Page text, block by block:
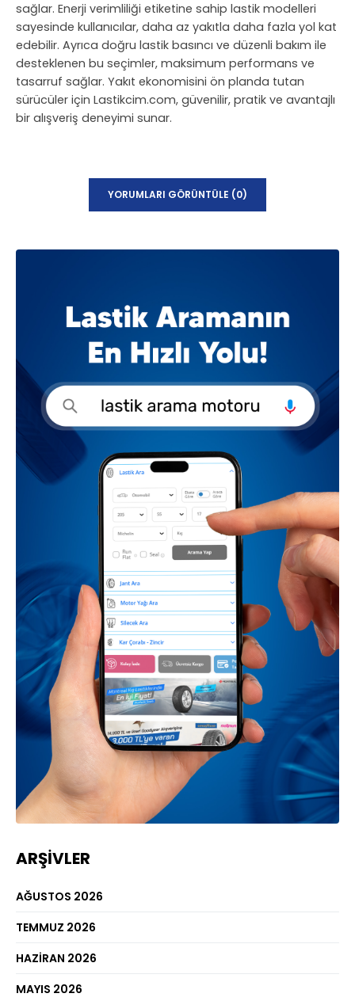
sağlar. Enerji verimliliği etiketine sahip lastik modelleri
sayesinde kullanıcılar, daha az yakıtla daha fazla yol kat
edebilir. Ayrıca doğru lastik basıncı ve düzenli bakım ile
desteklenen bu seçimler, maksimum performans ve
tasarruf sağlar. Yakıt ekonomisini ön planda tutan
sürücüler için Lastikcim.com, güvenilir, pratik ve avantajlı
bir alışveriş deneyimi sunar.
YORUMLARI GÖRÜNTÜLE (0)
ARŞIVLER
AĞUSTOS 2026
TEMMUZ 2026
HAZIRAN 2026
MAYIS 2026